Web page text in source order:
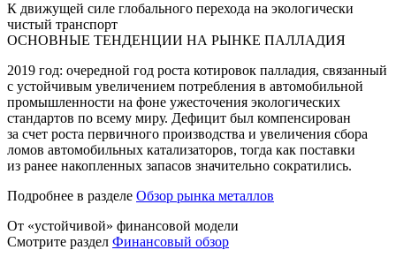
К движущей силе глобального перехода на экологически
чистый транспорт
ОСНОВНЫЕ ТЕНДЕНЦИИ НА РЫНКЕ ПАЛЛАДИЯ
2019 год: очередной год роста котировок палладия, связанный
с устойчивым увеличением потребления в автомобильной
промышленности на фоне ужесточения экологических
стандартов по всему миру. Дефицит был компенсирован
за счет роста первичного производства и увеличения сбора
ломов автомобильных катализаторов, тогда как поставки
из ранее накопленных запасов значительно сократились.
Подробнее в разделе Обзор рынка металлов
От «устойчивой» финансовой модели
Смотрите раздел Финансовый обзор